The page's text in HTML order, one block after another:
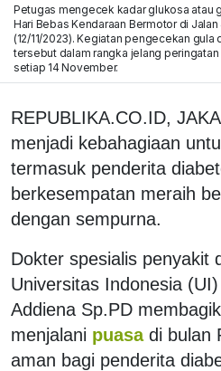
Petugas mengecek kadar glukosa atau
Hari Bebas Kendaraan Bermotor di
(12/11/2023). Kegiatan pengecekan
tersebut dalam rangka jelang
setiap 14 November.
REPUBLIKA.CO.ID,
menjadi kebahagiaan
termasuk penderita
berkesempatan meraih
dengan sempurna.
Dokter spesialis penyakit
Universitas Indonesia
Addiena Sp.PD
menjalani puasa di bulan
aman bagi penderita